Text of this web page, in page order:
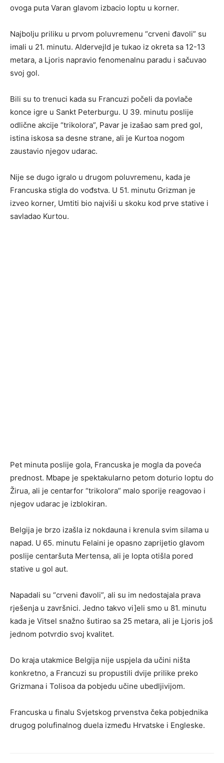
ovoga puta Varan glavom izbacio loptu u korner.
Najbolju priliku u prvom poluvremenu “crveni đavoli” su
imali u 21. minutu. Aldervejld je tukao iz okreta sa 12-13
metara, a Ljoris napravio fenomenalnu paradu i sačuvao
svoj gol.
Bili su to trenuci kada su Francuzi počeli da povlače
konce igre u Sankt Peterburgu. U 39. minutu poslije
odlične akcije “trikolora”, Pavar je izašao sam pred gol,
istina iskosa sa desne strane, ali je Kurtoa nogom
zaustavio njegov udarac.
Nije se dugo igralo u drugom poluvremenu, kada je
Francuska stigla do vođstva. U 51. minutu Grizman je
izveo korner, Umtiti bio najviši u skoku kod prve stative i
savladao Kurtou.
Pet minuta poslije gola, Francuska je mogla da poveća
prednost. Mbape je spektakularno petom doturio loptu do
Žirua, ali je centarfor “trikolora” malo sporije reagovao i
njegov udarac je izblokiran.
Belgija je brzo izašla iz nokdauna i krenula svim silama u
napad. U 65. minutu Felaini je opasno zaprijetio glavom
poslije centaršuta Mertensa, ali je lopta otišla pored
stative u gol aut.
Napadali su “crveni đavoli”, ali su im nedostajala prava
rješenja u završnici. Jedno takvo vi]eli smo u 81. minutu
kada je Vitsel snažno šutirao sa 25 metara, ali je Ljoris još
jednom potvrdio svoj kvalitet.
Do kraja utakmice Belgija nije uspjela da učini ništa
konkretno, a Francuzi su propustili dvije prilike preko
Grizmana i Tolisoa da pobjedu učine ubedljivijom.
Francuska u finalu Svjetskog prvenstva čeka pobjednika
drugog polufinalnog duela između Hrvatske i Engleske.